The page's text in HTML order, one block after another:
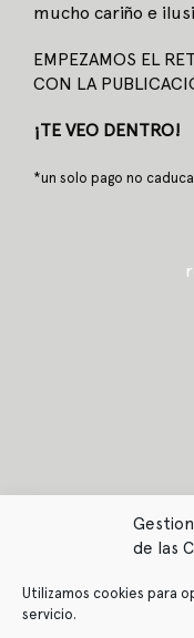
de las
Utilizamos cookies para
servicio.
mucho cariño e
EMPEZAMOS EL
CON LA
¡TE VEO DENTRO!
*un solo pago no caduca